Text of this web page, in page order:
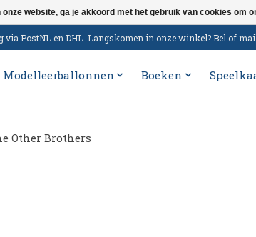
PostNL en DHL. Langskomen in onze winkel? Bel of
Modelleerballonnen Boeken
Other Brothers
onze website, ga je akkoord met het gebruik van cookies om